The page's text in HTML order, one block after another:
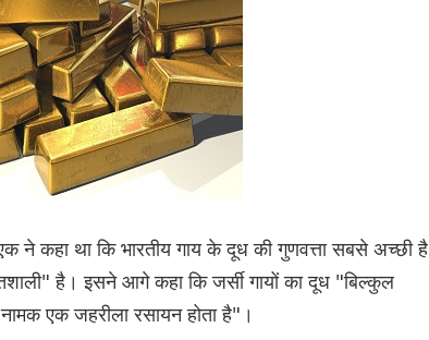
ने कहा था कि भारतीय गाय के दूध की गुणवत्ता सबसे अच्छी है
है। इसने आगे कहा कि जर्सी गायों का दूध "बिल्कुल
एक जहरीला रसायन होता है"।